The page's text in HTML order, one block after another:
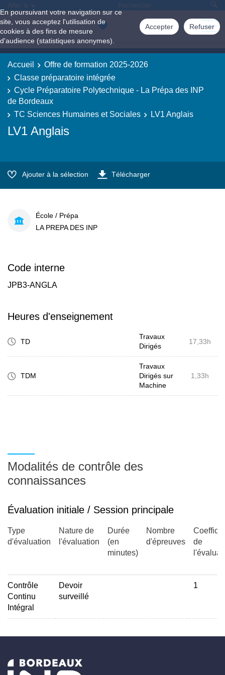
En poursuivant votre navigation sur ce
site, vous acceptez l'utilisation de
cookies à des fins de mesure
d'audience (statistiques anonymes).
Accepter Refuser
Aller à
Accueil
Offre de formation 2025-2026
Classe préparatoire intégrée
Cycle Préparatoire Polytechnique - La Prépa des INP
de Bordeaux
TC Sciences Humaines et Sociales
LV1 Anglais
LV1 Anglais
Ajouter à la sélection Télécharger
École / Prépa
LA PREPA DES INP
Code interne
JPB3-ANGLA
Heures d'enseignement
TD
Travaux
Dirigés
17,33h
TDM
Travaux
Dirigés sur
Machine
1,33h
Modalités de contrôle des
connaissances
Évaluation initiale / Session principale
Type
d'évaluation
Nature de
l'évaluation
Durée
(en
minutes)
Nombre
d'épreuves
de
Contrôle
Continu
Intégral
Devoir
surveillé
1